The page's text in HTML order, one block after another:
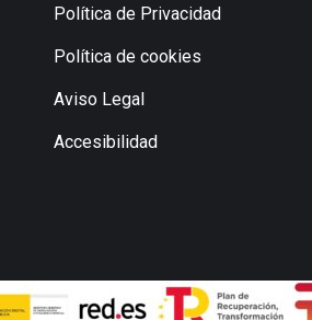
Política de Privacidad
Política de cookies
Aviso Legal
Accesibilidad